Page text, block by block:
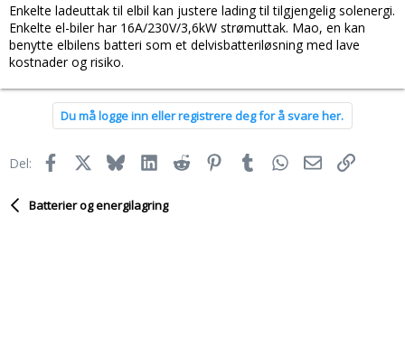
Enkelte ladeuttak til elbil kan justere lading til tilgjengelig solenergi.
Enkelte el-biler har 16A/230V/3,6kW strømuttak. Mao, en kan
benytte elbilens batteri som et delvisbatteriløsning med lave
kostnader og risiko.
Du må logge inn eller registrere deg for å svare her.
Del: Facebook BlueskyLinkedInReddit PinterestTumblr WhatsApp
E-postLink
Batterier og energilagring